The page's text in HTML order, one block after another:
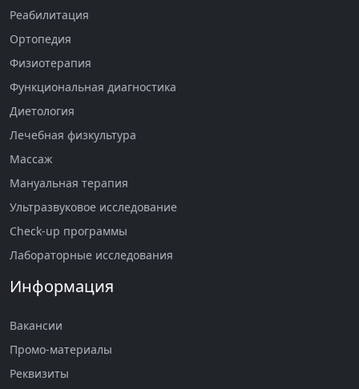
Реабилитация
Ортопедия
Физиотерапия
Функциональная диагностика
Диетология
Лечебная физкультура
Массаж
Мануальная терапия
Ультразвуковое исследование
Check-up программы
Лабораторные исследования
Информация
Вакансии
Промо-материалы
Реквизиты